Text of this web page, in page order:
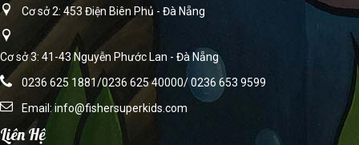
Cơ sở 2: 453 Điện Biên Phủ - Đà Nẵng
Cơ sở 3: 41-43 Nguyễn Phước Lan - Đà Nẵng
0236 625 1881/0236 625 40000/ 0236 653 9599
Email:info@fishersuperkids.com
Liên Hệ